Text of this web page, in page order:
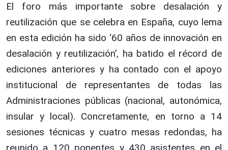
El foro más importante sobre desalación y
reutilización que se celebra en España, cuyo lema
en esta edición ha sido ‘60 años de innovación en
desalación y reutilización’, ha batido el récord de
ediciones anteriores y ha contado con el apoyo
institucional de representantes de todas las
Administraciones públicas (nacional, autonómica,
insular y local). Concretamente, en torno a 14
sesiones técnicas y cuatro mesas redondas, ha